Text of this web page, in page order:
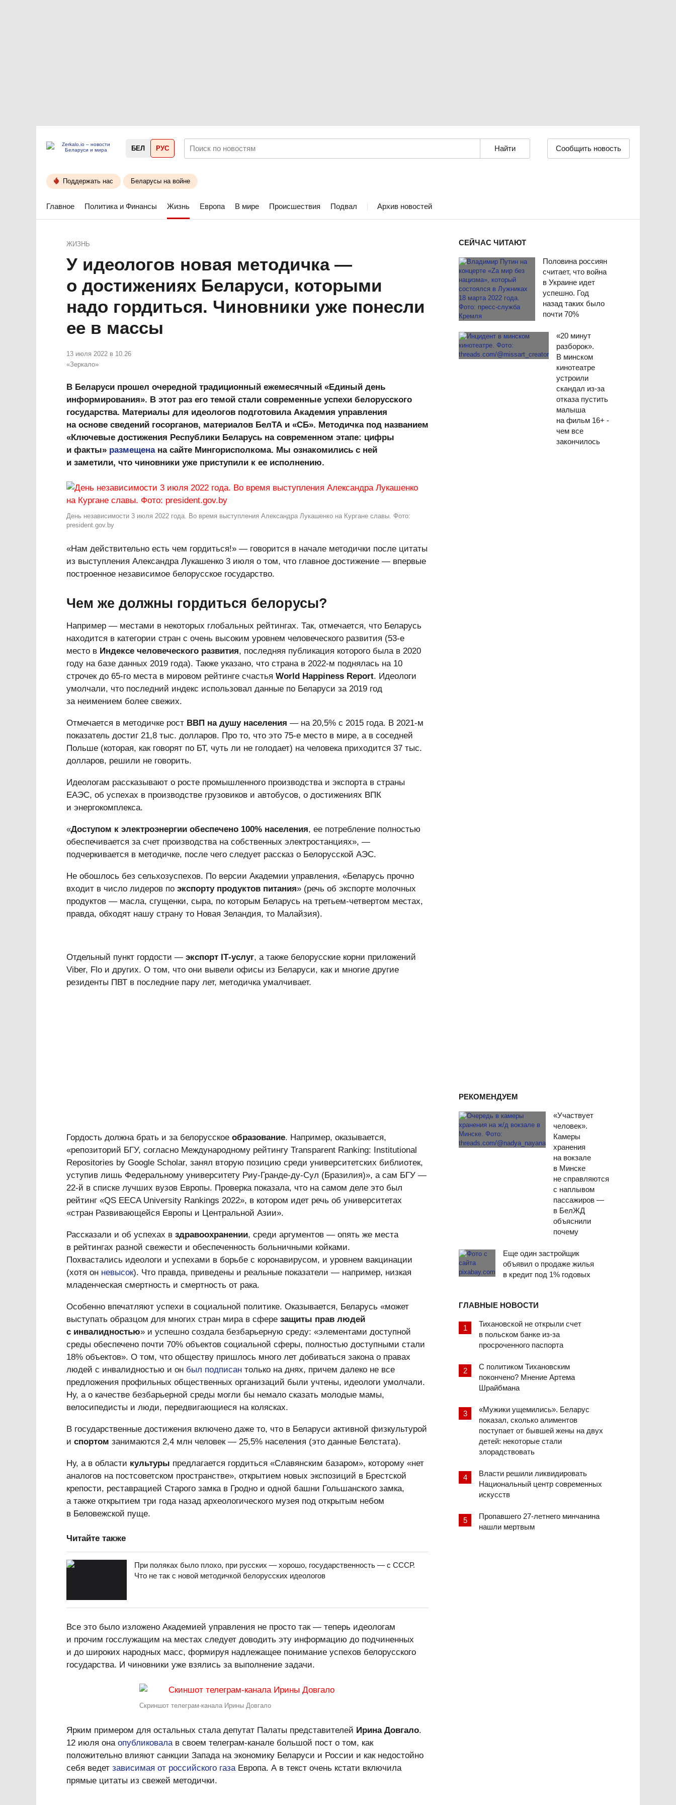
БЕЛ РУС Сообщить новость
Поддержать нас Беларусы на войне
Главное Политика и Финансы Жизнь Европа В мире Происшествия Подвал Архив новостей
СЕЙЧАС ЧИТАЮТ
Половина россиян
считает, что война
в Украине идет
успешно. Год
назад таких было
почти 70%
«20 минут
разборок».
В минском
кинотеатре
устроили
скандал из-за
отказа пустить
малыша
на фильм 16+ -
чем все
закончилось
РЕКОМЕНДУЕМ
«Участвует
человек».
Камеры
хранения
на вокзале
в Минске
не справляются
с наплывом
пассажиров —
в БелЖД
объяснили
почему
Еще один застройщик
объявил о продаже жилья
в кредит под 1% годовых
ГЛАВНЫЕ НОВОСТИ
Тихановской не открыли счет
в польском банке из-за
просроченного паспорта
С политиком Тихановским
покончено? Мнение Артема
Шрайбмана
«Мужики ущемились». Беларус
показал, сколько алиментов
поступает от бывшей жены на двух
детей: некоторые стали
злорадствовать
Власти решили ликвидировать
Национальный центр современных
искусств
Пропавшего 27-летнего минчанина
нашли мертвым
ЖИЗНЬ
У идеологов новая методичка —
о достижениях Беларуси, которыми
надо гордиться. Чиновники уже понесли
ее в массы
13 июля 2022 в 10.26
«Зеркало»
В Беларуси прошел очередной традиционный ежемесячный «Единый день
информирования». В этот раз его темой стали современные успехи белорусского
государства. Материалы для идеологов подготовила Академия управления
на основе сведений госорганов, материалов БелТА и «СБ». Методичка под названием
«Ключевые достижения Республики Беларусь на современном этапе: цифры
и факты» размещена на сайте Мингорисполкома. Мы ознакомились с ней
и заметили, что чиновники уже приступили к ее исполнению.
День независимости 3 июля 2022 года. Во время выступления Александра Лукашенко на Кургане славы. Фото:
president.gov.by
«Нам действительно есть чем гордиться!» — говорится в начале методички после цитаты
из выступления Александра Лукашенко 3 июля о том, что главное достижение — впервые
построенное независимое белорусское государство.
Чем же должны гордиться белорусы?
Например — местами в некоторых глобальных рейтингах. Так, отмечается, что Беларусь
находится в категории стран с очень высоким уровнем человеческого развития (53-е
место в Индексе человеческого развития, последняя публикация которого была в 2020
году на базе данных 2019 года). Также указано, что страна в 2022-м поднялась на 10
строчек до 65-го места в мировом рейтинге счастья World Happiness Report. Идеологи
умолчали, что последний индекс использовал данные по Беларуси за 2019 год
за неимением более свежих.
Отмечается в методичке рост ВВП на душу населения — на 20,5% с 2015 года. В 2021-м
показатель достиг 21,8 тыс. долларов. Про то, что это 75-е место в мире, а в соседней
Польше (которая, как говорят по БТ, чуть ли не голодает) на человека приходится 37 тыс.
долларов, решили не говорить.
Идеологам рассказывают о росте промышленного производства и экспорта в страны
ЕАЭС, об успехах в производстве грузовиков и автобусов, о достижениях ВПК
и энергокомплекса.
«Доступом к электроэнергии обеспечено 100% населения, ее потребление полностью
обеспечивается за счет производства на собственных электростанциях», —
подчеркивается в методичке, после чего следует рассказ о Белорусской АЭС.
Не обошлось без сельхозуспехов. По версии Академии управления, «Беларусь прочно
входит в число лидеров по экспорту продуктов питания» (речь об экспорте молочных
продуктов — масла, сгущенки, сыра, по которым Беларусь на третьем-четвертом местах,
правда, обходят нашу страну то Новая Зеландия, то Малайзия).
Отдельный пункт гордости — экспорт ІТ-услуг, а также белорусские корни приложений
Viber, Flo и других. О том, что они вывели офисы из Беларуси, как и многие другие
резиденты ПВТ в последние пару лет, методичка умалчивает.
Гордость должна брать и за белорусское образование. Например, оказывается,
«репозиторий БГУ, согласно Международному рейтингу Transparent Ranking: Institutional
Repositories by Google Scholar, занял вторую позицию среди университетских библиотек,
уступив лишь Федеральному университету Риу-Гранде-ду-Сул (Бразилия)», а сам БГУ —
22-й в списке лучших вузов Европы. Проверка показала, что на самом деле это был
рейтинг «QS EECA University Rankings 2022», в котором идет речь об университетах
«стран Развивающейся Европы и Центральной Азии».
Рассказали и об успехах в здравоохранении, среди аргументов — опять же места
в рейтингах разной свежести и обеспеченность больничными койками.
Похвастались идеологи и успехами в борьбе с коронавирусом, и уровнем вакцинации
(хотя он невысок). Что правда, приведены и реальные показатели — например, низкая
младенческая смертность и смертность от рака.
Особенно впечатляют успехи в социальной политике. Оказывается, Беларусь «может
выступать образцом для многих стран мира в сфере защиты прав людей
с инвалидностью» и успешно создала безбарьерную среду: «элементами доступной
среды обеспечено почти 70% объектов социальной сферы, полностью доступными стали
18% объектов». О том, что обществу пришлось много лет добиваться закона о правах
людей с инвалидностью и он был подписан только на днях, причем далеко не все
предложения профильных общественных организаций были учтены, идеологи умолчали.
Ну, а о качестве безбарьерной среды могли бы немало сказать молодые мамы,
велосипедисты и люди, передвигающиеся на колясках.
В государственные достижения включено даже то, что в Беларуси активной физкультурой
и спортом занимаются 2,4 млн человек — 25,5% населения (это данные Белстата).
Ну, а в области культуры предлагается гордиться «Славянским базаром», которому «нет
аналогов на постсоветском пространстве», открытием новых экспозиций в Брестской
крепости, реставрацией Старого замка в Гродно и одной башни Гольшанского замка,
а также открытием три года назад археологического музея под открытым небом
в Беловежской пуще.
Читайте также
При поляках было плохо, при русских — хорошо, государственность — с СССР.
Что не так с новой методичкой белорусских идеологов
Все это было изложено Академией управления не просто так — теперь идеологам
и прочим госслужащим на местах следует доводить эту информацию до подчиненных
и до широких народных масс, формируя надлежащее понимание успехов белорусского
государства. И чиновники уже взялись за выполнение задачи.
Скриншот телеграм-канала Ирины Довгало
Ярким примером для остальных стала депутат Палаты представителей Ирина Довгало.
12 июля она опубликовалав своем телеграм-канале большой пост о том, как
положительно влияют санкции Запада на экономику Беларуси и России и как недостойно
себя ведет зависимая от российского газаЕвропа. А в текст очень кстати включила
прямые цитаты из свежей методички.